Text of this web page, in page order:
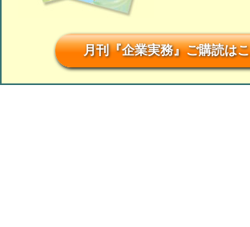
月刊『企業実務』ご購読は